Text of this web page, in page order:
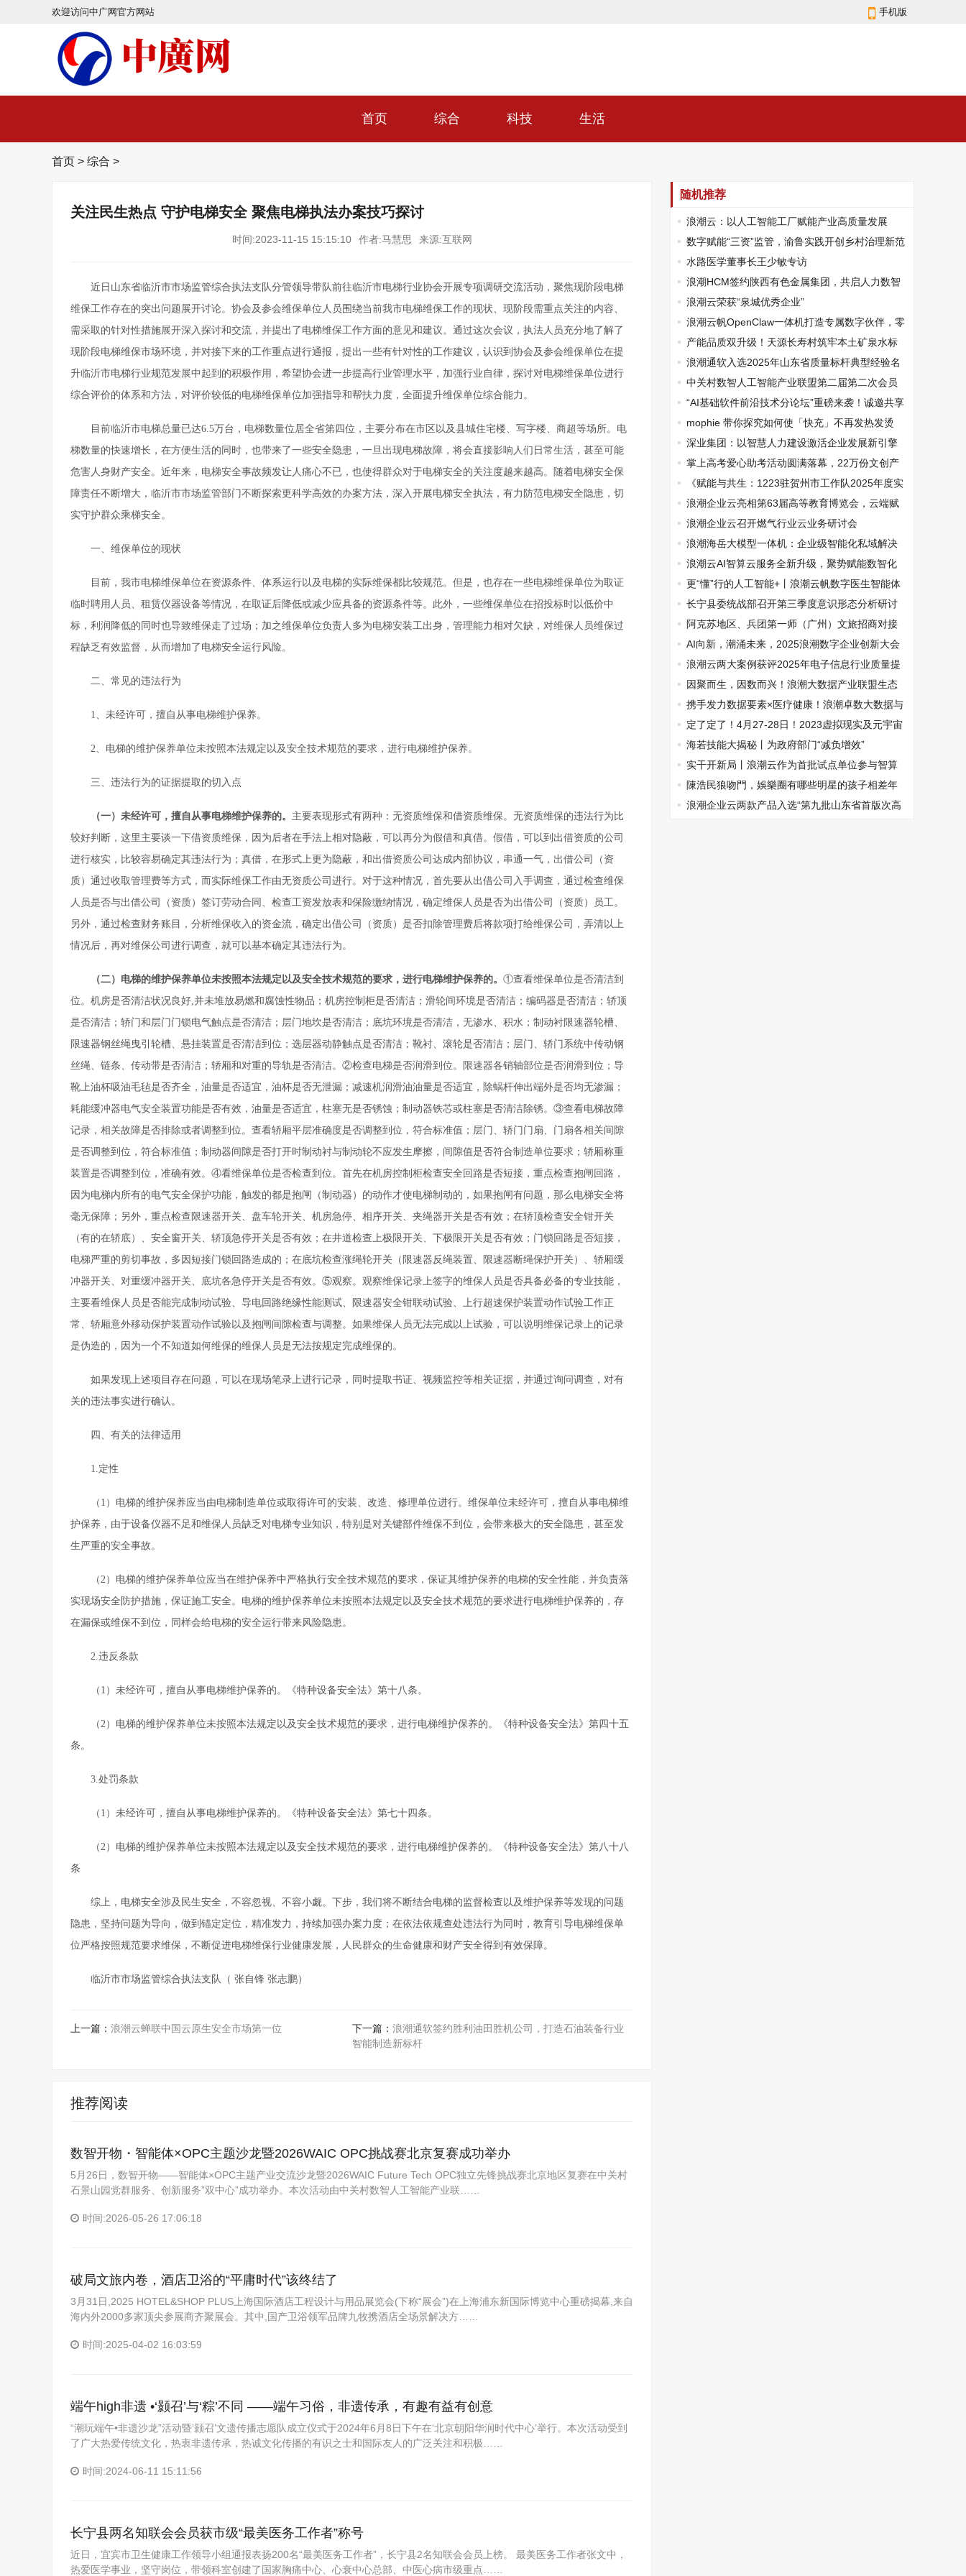
欢迎访问中广网官方网站 手机版
首页 综合 科技 生活
首页 > 综合 >
关注民生热点 守护电梯安全 聚焦电梯执法办案技巧探讨
时间:2023-11-15 15:15:10 作者:马慧思 来源:互联网
近日山东省临沂市市场监管综合执法支队分管领导带队前往临沂市电梯行业协会开展专项调研交流活动，聚焦现阶段电梯
维保工作存在的突出问题展开讨论。协会及参会维保单位人员围绕当前我市电梯维保工作的现状、现阶段需重点关注的内容、
需采取的针对性措施展开深入探讨和交流，并提出了电梯维保工作方面的意见和建议。通过这次会议，执法人员充分地了解了
现阶段电梯维保市场环境，并对接下来的工作重点进行通报，提出一些有针对性的工作建议，认识到协会及参会维保单位在提
升临沂市电梯行业规范发展中起到的积极作用，希望协会进一步提高行业管理水平，加强行业自律，探讨对电梯维保单位进行
综合评价的体系和方法，对评价较低的电梯维保单位加强指导和帮扶力度，全面提升维保单位综合能力。
目前临沂市电梯总量已达6.5万台，电梯数量位居全省第四位，主要分布在市区以及县城住宅楼、写字楼、商超等场所。电
梯数量的快速增长，在方便生活的同时，也带来了一些安全隐患，一旦出现电梯故障，将会直接影响人们日常生活，甚至可能
危害人身财产安全。近年来，电梯安全事故频发让人痛心不已，也使得群众对于电梯安全的关注度越来越高。随着电梯安全保
障责任不断增大，临沂市市场监管部门不断探索更科学高效的办案方法，深入开展电梯安全执法，有力防范电梯安全隐患，切
实守护群众乘梯安全。
一、维保单位的现状
目前，我市电梯维保单位在资源条件、体系运行以及电梯的实际维保都比较规范。但是，也存在一些电梯维保单位为取证
临时聘用人员、租赁仪器设备等情况，在取证后降低或减少应具备的资源条件等。此外，一些维保单位在招投标时以低价中
标，利润降低的同时也导致维保走了过场；加之维保单位负责人多为电梯安装工出身，管理能力相对欠缺，对维保人员维保过
程缺乏有效监督，从而增加了电梯安全运行风险。
二、常见的违法行为
1、未经许可，擅自从事电梯维护保养。
2、电梯的维护保养单位未按照本法规定以及安全技术规范的要求，进行电梯维护保养。
三、违法行为的证据提取的切入点
（一）未经许可，擅自从事电梯维护保养的。 主要表现形式有两种：无资质维保和借资质维保。无资质维保的违法行为比
较好判断，这里主要谈一下借资质维保，因为后者在手法上相对隐蔽，可以再分为假借和真借。假借，可以到出借资质的公司
进行核实，比较容易确定其违法行为；真借，在形式上更为隐蔽，和出借资质公司达成内部协议，串通一气，出借公司（资
质）通过收取管理费等方式，而实际维保工作由无资质公司进行。对于这种情况，首先要从出借公司入手调查，通过检查维保
人员是否与出借公司（资质）签订劳动合同、检查工资发放表和保险缴纳情况，确定维保人员是否为出借公司（资质）员工。
另外，通过检查财务账目，分析维保收入的资金流，确定出借公司（资质）是否扣除管理费后将款项打给维保公司，弄清以上
情况后，再对维保公司进行调查，就可以基本确定其违法行为。
（二）电梯的维护保养单位未按照本法规定以及安全技术规范的要求，进行电梯维护保养的。 ①查看维保单位是否清洁到
位。机房是否清洁状况良好,并未堆放易燃和腐蚀性物品；机房控制柜是否清洁；滑轮间环境是否清洁；编码器是否清洁；轿顶
是否清洁；轿门和层门门锁电气触点是否清洁；层门地坎是否清洁；底坑环境是否清洁，无渗水、积水；制动衬限速器轮槽、
限速器钢丝绳曳引轮槽、悬挂装置是否清洁到位；选层器动静触点是否清洁；靴衬、滚轮是否清洁；层门、轿门系统中传动钢
丝绳、链条、传动带是否清洁；轿厢和对重的导轨是否清洁。②检查电梯是否润滑到位。限速器各销轴部位是否润滑到位；导
靴上油杯吸油毛毡是否齐全，油量是否适宜，油杯是否无泄漏；减速机润滑油油量是否适宜，除蜗杆伸出端外是否均无渗漏；
耗能缓冲器电气安全装置功能是否有效，油量是否适宜，柱塞无是否锈蚀；制动器铁芯或柱塞是否清洁除锈。③查看电梯故障
记录，相关故障是否排除或者调整到位。查看轿厢平层准确度是否调整到位，符合标准值；层门、轿门门扇、门扇各相关间隙
是否调整到位，符合标准值；制动器间隙是否打开时制动衬与制动轮不应发生摩擦，间隙值是否符合制造单位要求；轿厢称重
装置是否调整到位，准确有效。④看维保单位是否检查到位。首先在机房控制柜检查安全回路是否短接，重点检查抱闸回路，
因为电梯内所有的电气安全保护功能，触发的都是抱闸（制动器）的动作才使电梯制动的，如果抱闸有问题，那么电梯安全将
毫无保障；另外，重点检查限速器开关、盘车轮开关、机房急停、相序开关、夹绳器开关是否有效；在轿顶检查安全钳开关
（有的在轿底）、安全窗开关、轿顶急停开关是否有效；在井道检查上极限开关、下极限开关是否有效；门锁回路是否短接，
电梯严重的剪切事故，多因短接门锁回路造成的；在底坑检查涨绳轮开关（限速器反绳装置、限速器断绳保护开关）、轿厢缓
冲器开关、对重缓冲器开关、底坑各急停开关是否有效。⑤观察。观察维保记录上签字的维保人员是否具备必备的专业技能，
主要看维保人员是否能完成制动试验、导电回路绝缘性能测试、限速器安全钳联动试验、上行超速保护装置动作试验工作正
常、轿厢意外移动保护装置动作试验以及抱闸间隙检查与调整。如果维保人员无法完成以上试验，可以说明维保记录上的记录
是伪造的，因为一个不知道如何维保的维保人员是无法按规定完成维保的。
如果发现上述项目存在问题，可以在现场笔录上进行记录，同时提取书证、视频监控等相关证据，并通过询问调查，对有
关的违法事实进行确认。
四、有关的法律适用
1.定性
（1）电梯的维护保养应当由电梯制造单位或取得许可的安装、改造、修理单位进行。维保单位未经许可，擅自从事电梯维
护保养，由于设备仪器不足和维保人员缺乏对电梯专业知识，特别是对关键部件维保不到位，会带来极大的安全隐患，甚至发
生严重的安全事故。
（2）电梯的维护保养单位应当在维护保养中严格执行安全技术规范的要求，保证其维护保养的电梯的安全性能，并负责落
实现场安全防护措施，保证施工安全。电梯的维护保养单位未按照本法规定以及安全技术规范的要求进行电梯维护保养的，存
在漏保或维保不到位，同样会给电梯的安全运行带来风险隐患。
2.违反条款
（1）未经许可，擅自从事电梯维护保养的。《特种设备安全法》第十八条。
（2）电梯的维护保养单位未按照本法规定以及安全技术规范的要求，进行电梯维护保养的。《特种设备安全法》第四十五
条。
3.处罚条款
（1）未经许可，擅自从事电梯维护保养的。《特种设备安全法》第七十四条。
（2）电梯的维护保养单位未按照本法规定以及安全技术规范的要求，进行电梯维护保养的。《特种设备安全法》第八十八
条
综上，电梯安全涉及民生安全，不容忽视、不容小觑。下步，我们将不断结合电梯的监督检查以及维护保养等发现的问题
隐患，坚持问题为导向，做到锚定定位，精准发力，持续加强办案力度；在依法依规查处违法行为同时，教育引导电梯维保单
位严格按照规范要求维保，不断促进电梯维保行业健康发展，人民群众的生命健康和财产安全得到有效保障。
临沂市市场监管综合执法支队（ 张自锋 张志鹏）
上一篇： 浪潮云蝉联中国云原生安全市场第一位 下一篇： 浪潮通软签约胜利油田胜机公司，打造石油装备行业
智能制造新标杆
推荐阅读
数智开物・智能体×OPC主题沙龙暨2026WAIC OPC挑战赛北京复赛成功举办
5月26日，数智开物——智能体×OPC主题产业交流沙龙暨2026WAIC Future Tech OPC独立先锋挑战赛北京地区复赛在中关村
石景山园党群服务、创新服务”双中心”成功举办。本次活动由中关村数智人工智能产业联……
时间:2026-05-26 17:06:18
破局文旅内卷，酒店卫浴的“平庸时代”该终结了
3月31日,2025 HOTEL&SHOP PLUS上海国际酒店工程设计与用品展览会(下称“展会”)在上海浦东新国际博览中心重磅揭幕,来自
海内外2000多家顶尖参展商齐聚展会。其中,国产卫浴领军品牌九牧携酒店全场景解决方……
时间:2025-04-02 16:03:59
端午high非遗 •‘颢召’与‘粽’不同 ——端午习俗，非遗传承，有趣有益有创意
“潮玩端午•非遗沙龙”活动暨‘颢召’文遗传播志愿队成立仪式于2024年6月8日下午在‘北京朝阳华润时代中心’举行。本次活动受到
了广大热爱传统文化，热衷非遗传承，热诚文化传播的有识之士和国际友人的广泛关注和积极……
时间:2024-06-11 15:11:56
长宁县两名知联会会员获市级“最美医务工作者”称号
近日，宜宾市卫生健康工作领导小组通报表扬200名“最美医务工作者”，长宁县2名知联会会员上榜。 最美医务工作者张文中，
热爱医学事业，坚守岗位，带领科室创建了国家胸痛中心、心衰中心总部、中医心病市级重点……
随机推荐
浪潮云：以人工智能工厂赋能产业高质量发展
数字赋能“三资”监管，渝鲁实践开创乡村治理新范
式水路医学董事长王少敏专访
浪潮HCM签约陕西有色金属集团，共启人力数智
化新征程
浪潮云荣获“泉城优秀企业”
浪潮云帆OpenClaw一体机打造专属数字伙伴，零
门槛拥抱AI
产能品质双升级！天源长寿村筑牢本土矿泉水标
杆浪潮通软入选2025年山东省质量标杆典型经验名
单中关村数智人工智能产业联盟第二届第二次会员
大会顺利召开
“AI基础软件前沿技术分论坛”重磅来袭！诚邀共享
技术盛宴
mophie 带你探究如何使「快充」不再发热发烫
深业集团：以智慧人力建设激活企业发展新引擎
掌上高考爱心助考活动圆满落幕，22万份文创产
品免费进高中
《赋能与共生：1223驻贺州市工作队2025年度实
践报告》
浪潮企业云亮相第63届高等教育博览会，云端赋
能教育变革
浪潮企业云召开燃气行业云业务研讨会
浪潮海岳大模型一体机：企业级智能化私域解决
方案浪潮云AI智算云服务全新升级，聚势赋能数智化
更“懂”行的人工智能+丨浪潮云帆数字医生智能体
筑牢健康防线
长宁县委统战部召开第三季度意识形态分析研讨
会 阿克苏地区、兵团第一师（广州）文旅招商对接
活动成功举办
AI向新，潮涌未来，2025浪潮数字企业创新大会
成功举办
浪潮云两大案例获评2025年电子信息行业质量提
升与品牌建设典型案例
因聚而生，因数而兴！浪潮大数据产业联盟生态
伙伴合作大会-四川站成功举办
携手发力数据要素×医疗健康！浪潮卓数大数据与
药通网签署战略合作协议
​定了定了！4月27-28日！2023虚拟现实及元宇宙
产业创新发展峰会震撼来袭！
海若技能大揭秘丨为政府部门“减负增效”
实干开新局丨浪潮云作为首批试点单位参与智算
云服务安全评估试点工作
陳浩民狼吻門，娛樂圈有哪些明星的孩子相差年
齡比較小的
浪潮企业云两款产品入选“第九批山东省首版次高